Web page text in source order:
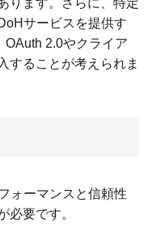
ります。さらに、特定
サービスを提供す
2.0やクライア
することが考えられま
ォーマンスと信頼性
必要です。